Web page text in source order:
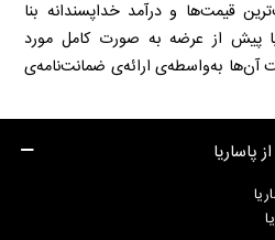
قیمت‌ها و درآمد خداپسندانه بنا
پیش از عرضه به صورت کامل مورد
آن‌ها به‌واسطه‌ی ارائه‌ی ضمانت‌نامه‌ی
پاساریا